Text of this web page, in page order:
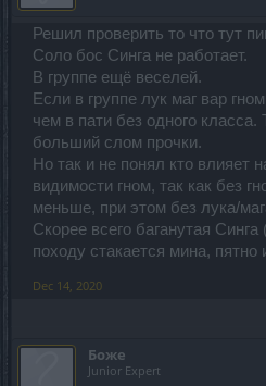
Решил проверить то что тут
Соло бос Синга не работает.
В группе ещё веселей.
Если в группе лук маг вар
чем в пати без одного
больший слом прочки.
Но так и не понял кто влияет
видимости гном, так как без
меньше, при этом без лука/
Скорее всего баганутая
походу стакается мина, пятно
Dec 14, 2020
Боже
Junior Expert